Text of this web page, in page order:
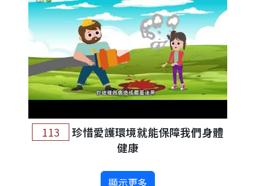
113
珍惜愛護環境就能保障我們身體
健康
顯示更多